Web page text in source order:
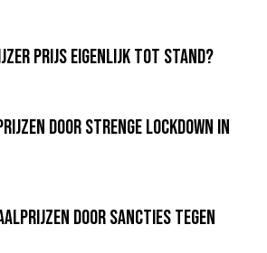
ijzer prijs eigenlijk tot stand?
door strenge lockdown in
door sancties tegen